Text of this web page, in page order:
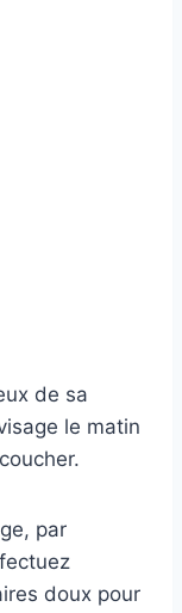
de sa
le matin
par
doux pour